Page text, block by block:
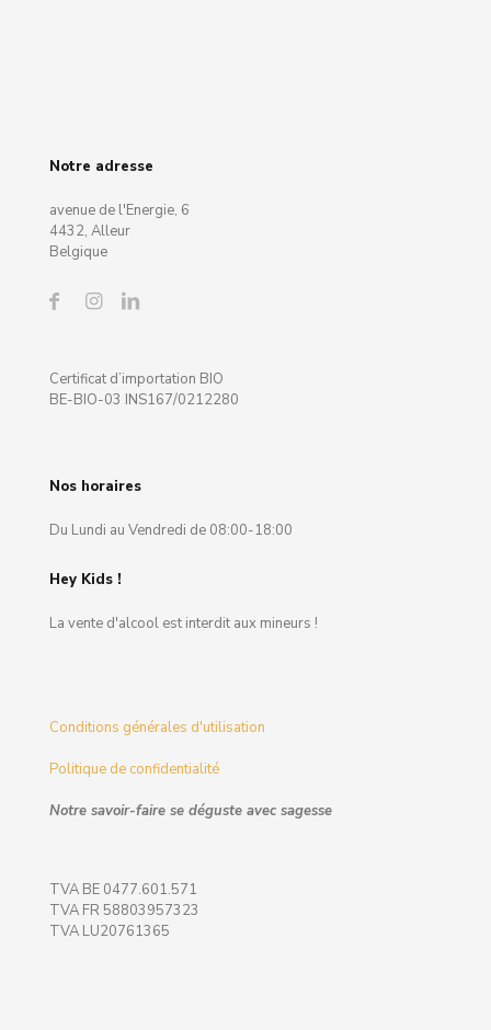
Notre adresse
avenue de l'Energie, 6
4432, Alleur
Belgique
Certificat d’importation BIO
BE-BIO-03 INS167/0212280
Nos horaires
Du Lundi au Vendredi de 08:00-18:00
Hey Kids !
La vente d'alcool est interdit aux mineurs !
Conditions générales d'utilisation
Politique de confidentialité
Notre savoir-faire se déguste avec sagesse
TVA BE 0477.601.571
TVA FR 58803957323
TVA LU20761365